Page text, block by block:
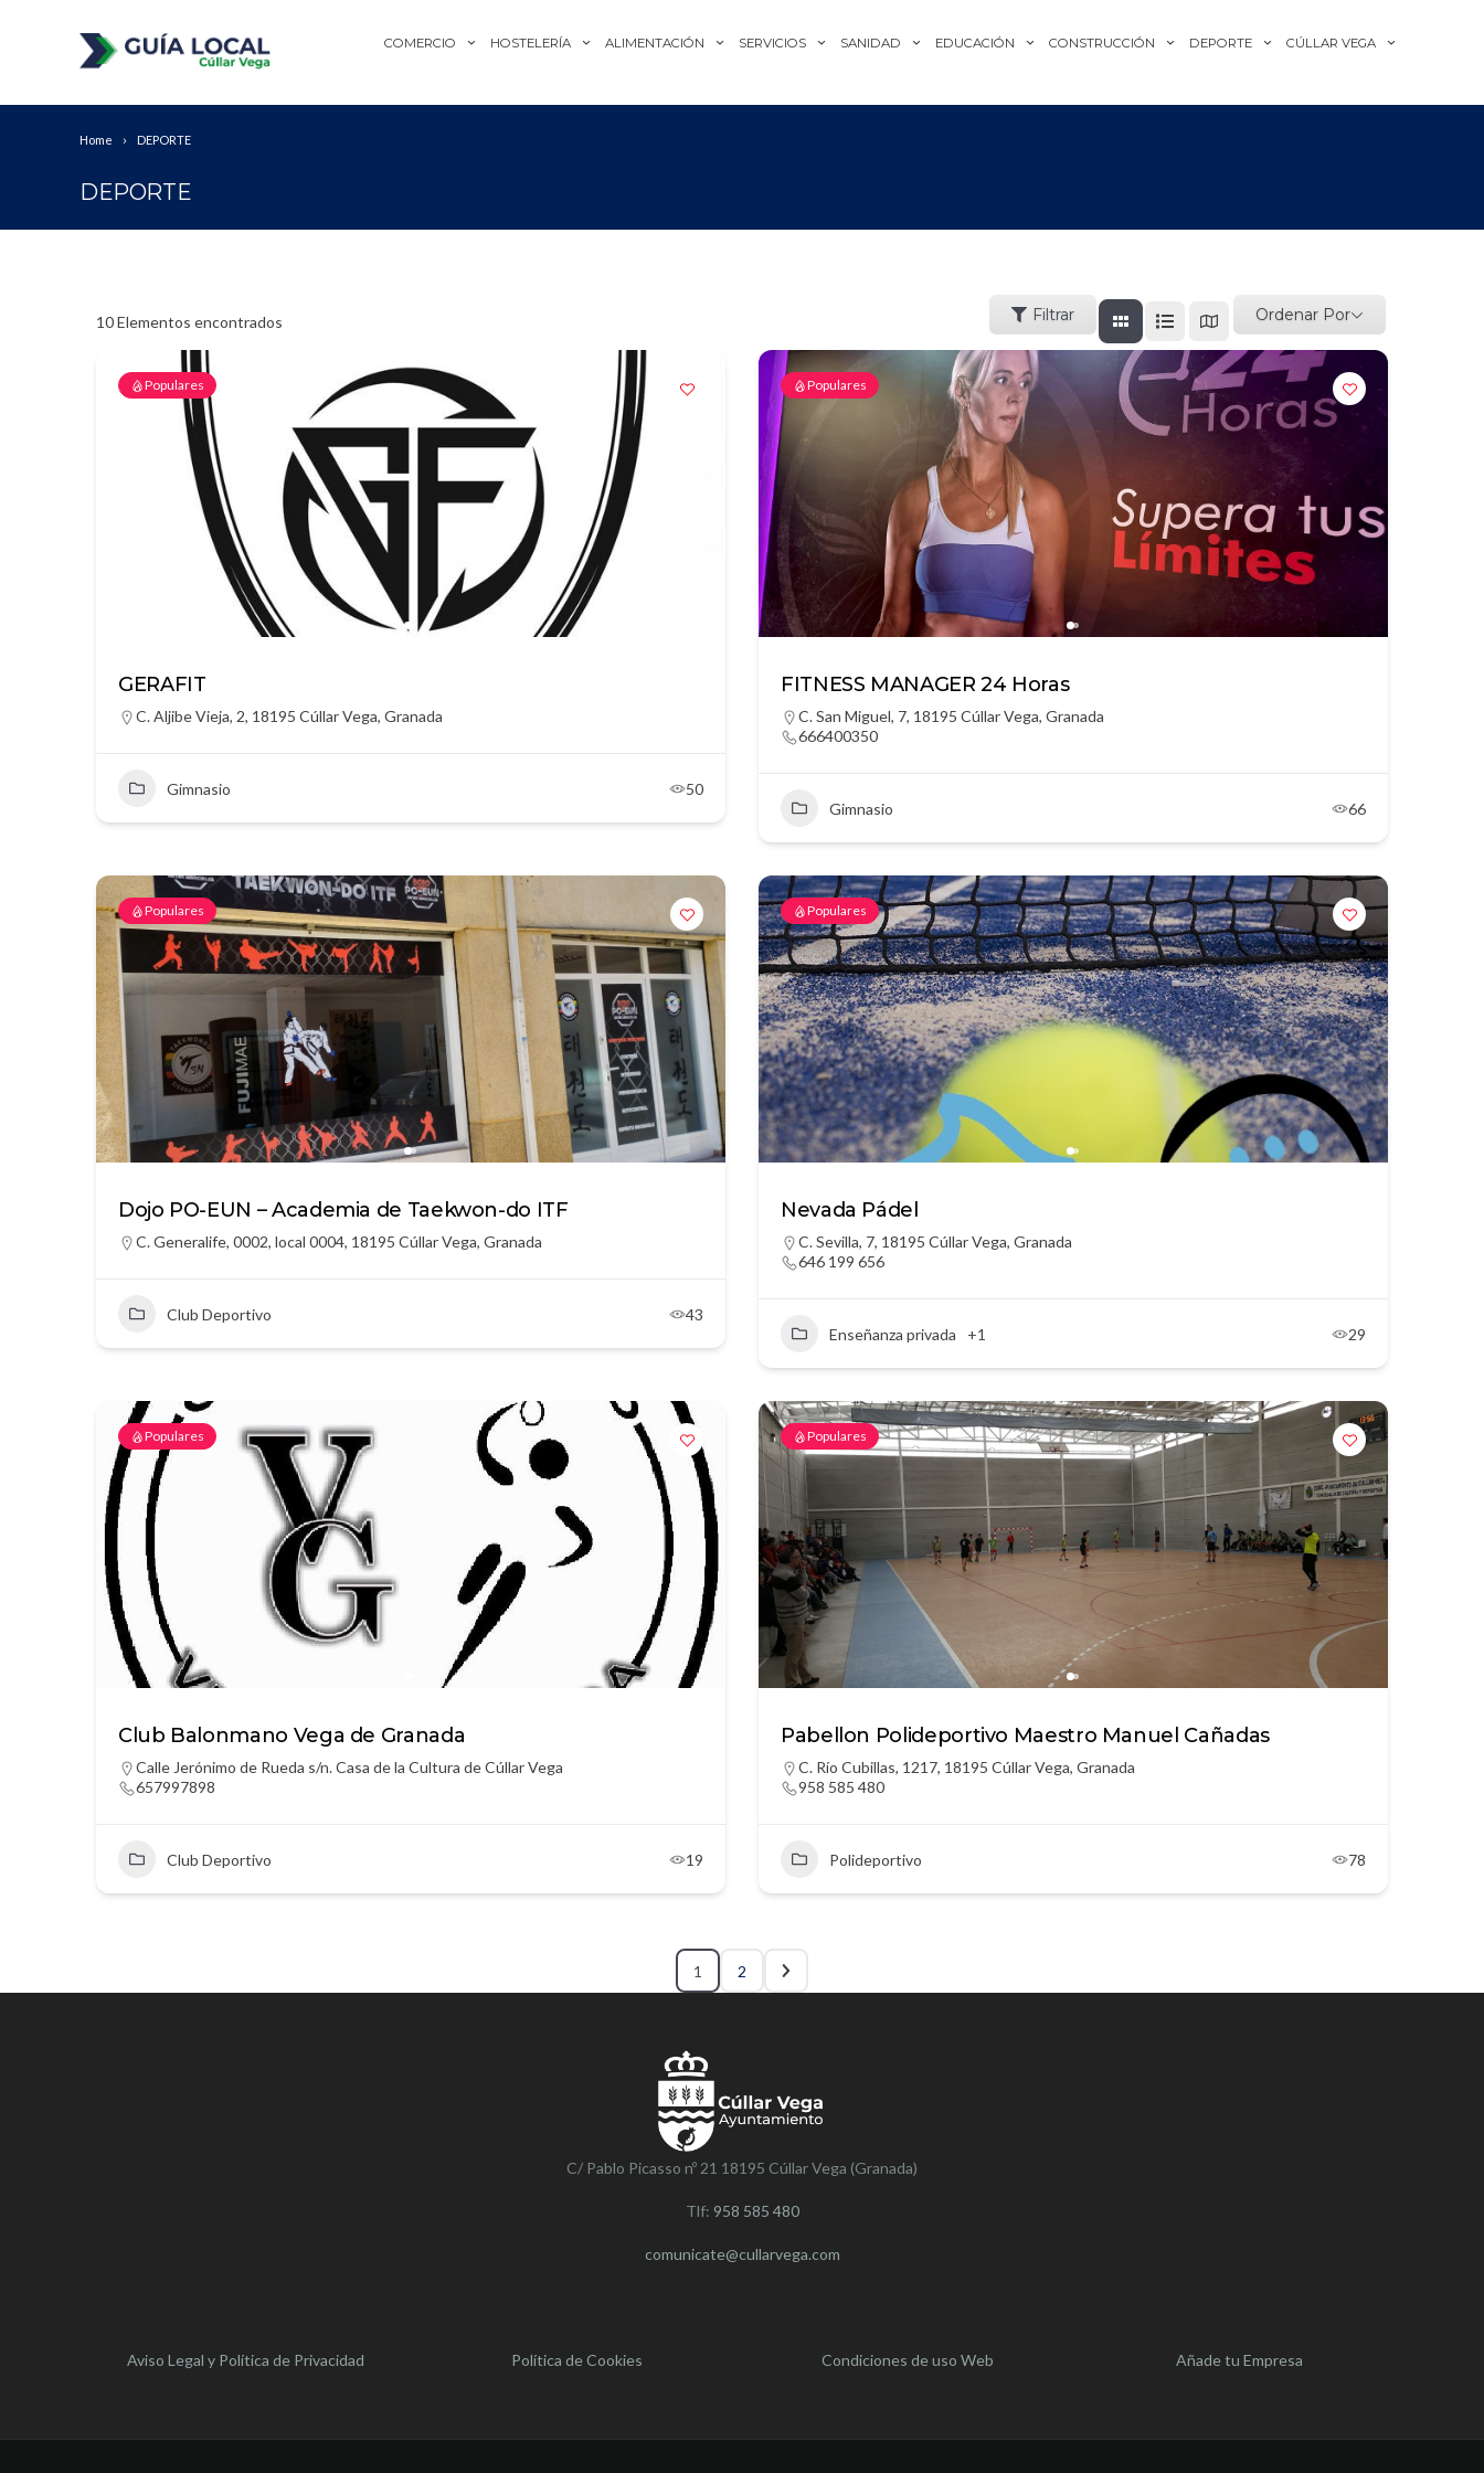
COMERCIO HOSTELERÍA ALIMENTACIÓN SERVICIOS SANIDAD EDUCACIÓN CONSTRUCCIÓN DEPORTE CÚLLAR VEGA
Home DEPORTE
DEPORTE
10Elementos encontrados Filtrar Ordenar Por
Populares
GERAFIT
C. Aljibe Vieja, 2, 18195 Cúllar Vega, Granada
Gimnasio 50
Populares
FITNESS MANAGER 24 Horas
C. San Miguel, 7, 18195 Cúllar Vega, Granada
666400350
Gimnasio 66
Populares
Dojo PO-EUN – Academia de Taekwon-do ITF
C. Generalife, 0002, local 0004, 18195 Cúllar Vega, Granada
Club Deportivo 43
Populares
Nevada Pádel
C. Sevilla, 7, 18195 Cúllar Vega, Granada
646 199 656
Enseñanza privada +1 29
Populares
Club Balonmano Vega de Granada
Calle Jerónimo de Rueda s/n. Casa de la Cultura de Cúllar Vega
657997898
Club Deportivo 19
Populares
Pabellon Polideportivo Maestro Manuel Cañadas
C. Río Cubillas, 1217, 18195 Cúllar Vega, Granada
958 585 480
Polideportivo 78
1 2
C/ Pablo Picasso nº 21 18195 Cúllar Vega (Granada)
Tlf: 958 585 480
comunicate@cullarvega.com
Aviso Legal y Política de Privacidad Política de Cookies Condiciones de uso Web Añade tu Empresa